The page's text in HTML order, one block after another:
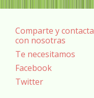
Comparte y contacta
con nosotras
Te necesitamos
Facebook
Twitter